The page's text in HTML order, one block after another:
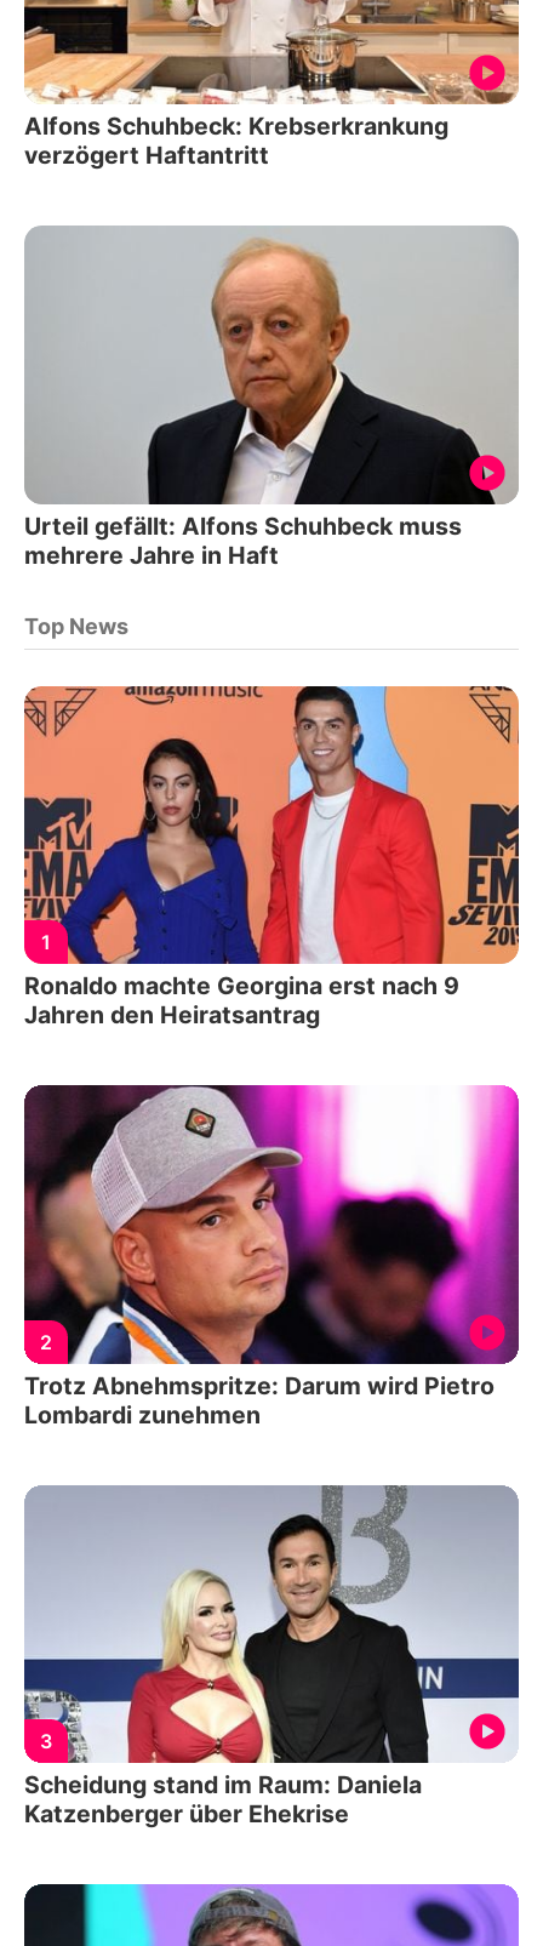
Alfons Schuhbeck: Krebserkrankung
verzögert Haftantritt
Urteil gefällt: Alfons Schuhbeck muss
mehrere Jahre in Haft
Top News
1
Ronaldo machte Georgina erst nach 9
Jahren den Heiratsantrag
2
Trotz Abnehmspritze: Darum wird Pietro
Lombardi zunehmen
3
Scheidung stand im Raum: Daniela
Katzenberger über Ehekrise